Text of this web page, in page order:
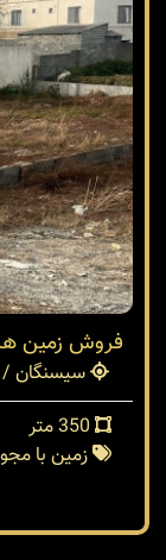
فروش زمین
سیسنگان /
زمین با